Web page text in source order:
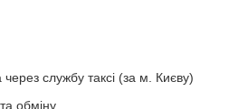
службу таксі (за м. Києву)
обміну